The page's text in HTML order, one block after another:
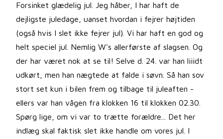
Forsinket glædelig jul. Jeg håber, I har haft de
dejligste juledage, uanset hvordan i fejrer højtiden
(også hvis I slet ikke fejrer jul). Vi har haft en god og
helt speciel jul. Nemlig W's allerførste af slagsen. Og
der har været nok at se til! Selve d. 24. var han liiidt
udkørt, men han nægtede at falde i søvn. Så han sov
stort set kun i bilen frem og tilbage til juleaften -
ellers var han vågen fra klokken 16 til klokken 02.30.
Spørg lige, om vi var to trætte forældre... Det her
indlæg skal faktisk slet ikke handle om vores jul. I